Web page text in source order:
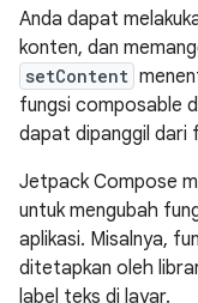
Anda dapat
konten, dan
setContent
fungsi composable
dapat dipanggil dari
Jetpack Compose
untuk mengubah
aplikasi. Misalnya,
ditetapkan oleh
label teks di layar.